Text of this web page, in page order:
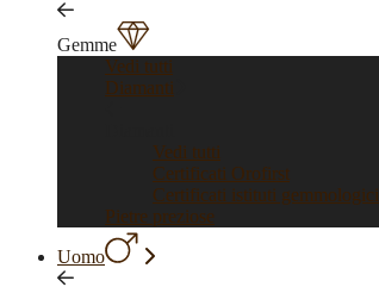
Gemme
Vedi tutti
Diamanti
Vedi tutti
Certificati Orofirst
Certificati istituti gemmologici
Pietre preziose
Uomo